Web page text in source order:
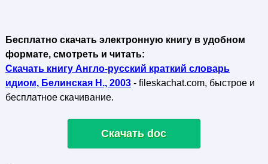
Бесплатно скачать электронную книгу в удобном
формате, смотреть и читать:
Скачать книгу Англо-русский краткий словарь
идиом, Белинская Н., 2003- fileskachat.com, быстрое и
бесплатное скачивание.
Скачать doc